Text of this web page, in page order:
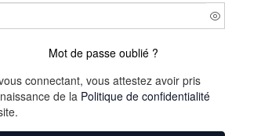
Mot de passe oublié ?
connectant, vous attestez avoir pris
de la Politique de confidentialité